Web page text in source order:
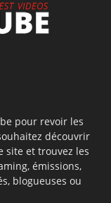
pour revoir les
découvrir
site et trouvez les
émissions,
blogueuses ou